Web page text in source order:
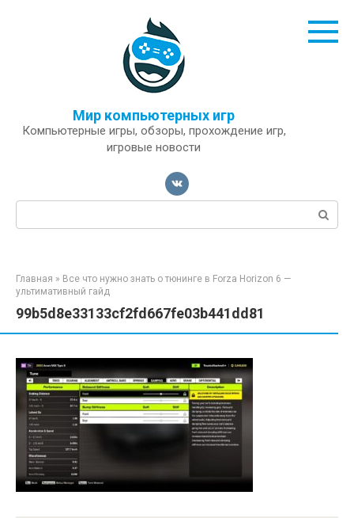
Мир компьютерных игр
Компьютерные игры, обзоры, прохождение игр,
игровые новости
Поиск:
Главная » Все что нужно знать о тюнинге в Forza Horizon 6 —
ультимативный гайд
99b5d8e33133cf2fd667fe03b441dd81